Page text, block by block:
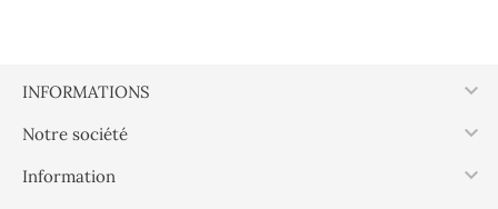
INFORMATIONS 
Notre société 
Information 